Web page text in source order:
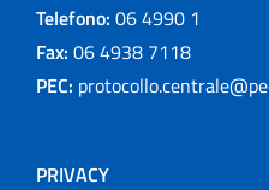
Telefono: 06 4990 1
Fax: 06 4938 7118
PEC:
PRIVACY